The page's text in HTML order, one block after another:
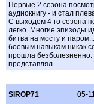
Первые 2 сезона
аудиокнигу - и стал
С выходом 4-го сезона
легко. Многие эпизоды
битва на мосту и
боевым навыкам никак
прошла безболезненно.
представлял.
SIROP71 05-